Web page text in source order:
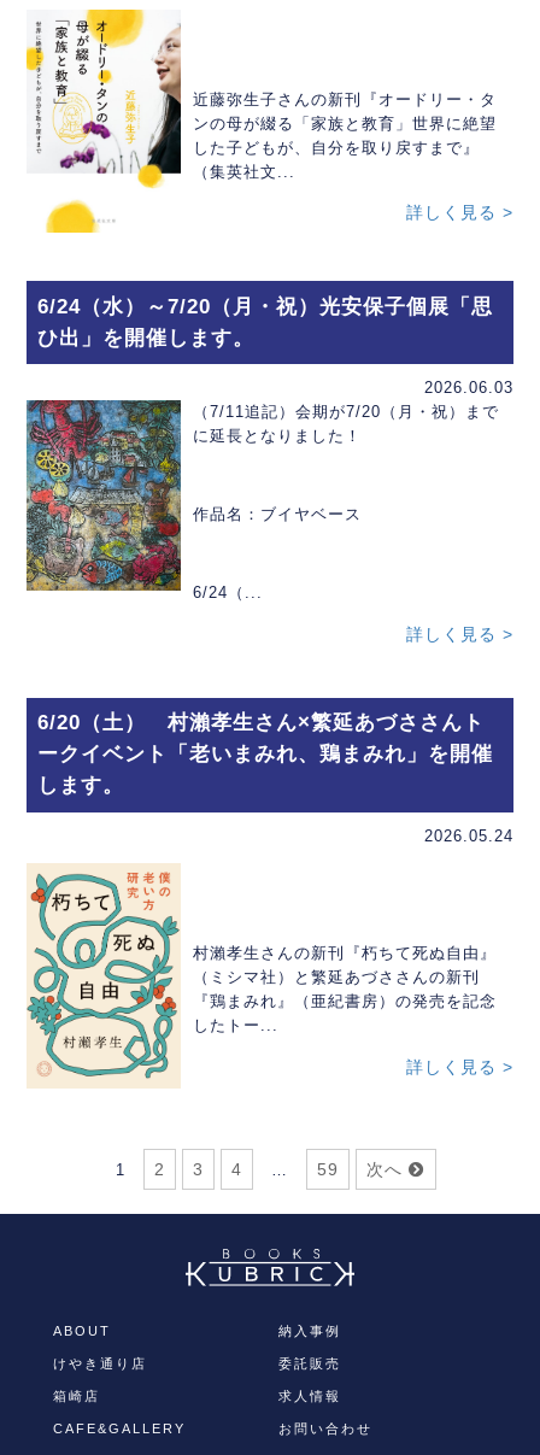
近藤弥生子さんの新刊『オードリー・タ
ンの母が綴る「家族と教育」世界に絶望
した子どもが、自分を取り戻すまで』
（集英社文...
詳しく見る >
6/24（水）～7/20（月・祝）光安保子個展「思
ひ出」を開催します。
2026.06.03
（7/11追記）会期が7/20（月・祝）まで
に延長となりました！
作品名：ブイヤベース
6/24（...
詳しく見る >
6/20（土） 村瀨孝生さん×繁延あづささんト
ークイベント「老いまみれ、鶏まみれ」を開催
します。
2026.05.24
村瀨孝生さんの新刊『朽ちて死ぬ自由』
（ミシマ社）と繁延あづささんの新刊
『鶏まみれ』（亜紀書房）の発売を記念
したトー...
詳しく見る >
1 2 3 4 … 59 次へ
ABOUT
けやき通り店
箱崎店
CAFE&GALLERY
納入事例
委託販売
求人情報
お問い合わせ